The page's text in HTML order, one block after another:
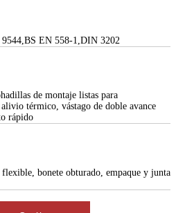
EN 558-1,DIN 3202
de montaje listas para
térmico, vástago de doble avance
rápido
flexible, bonete obturado, empaque y junta